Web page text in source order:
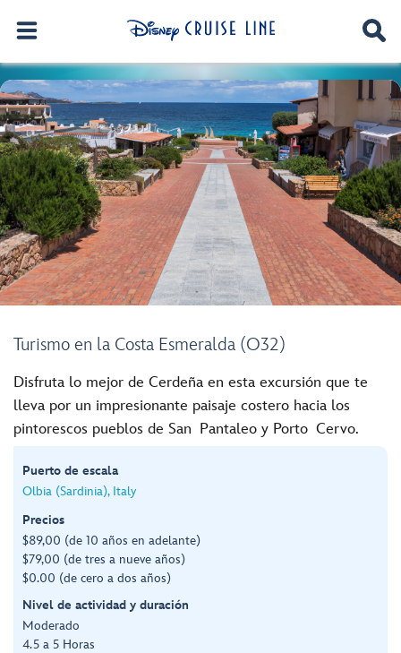
Turismo en la Costa Esmeralda (O32)
Disfruta lo mejor de Cerdeña en esta excursión que te
lleva por un impresionante paisaje costero hacia los
pintorescos pueblos de San Pantaleo y Porto Cervo.
Puerto de escala
Olbia (Sardinia), Italy
Precios
$89,00 (de 10 años en adelante)
$79,00 (de tres a nueve años)
$0.00 (de cero a dos años)
Nivel de actividad y duración
Moderado
4.5 a 5 Horas